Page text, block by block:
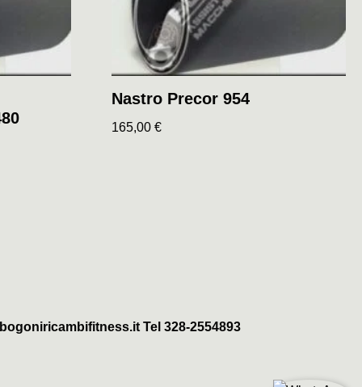
Nastro Precor 954
165,00 €
Tel 328-2554893